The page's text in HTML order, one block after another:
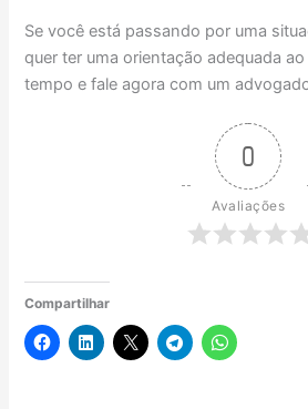
Se você está passando por uma
quer ter uma orientação adequada
tempo e fale agora com um
0
Avaliações
Compartilhar